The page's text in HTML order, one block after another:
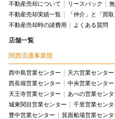
不動産売却について リースバック
不動産売却実績一覧
「仲介」と「買
不動産売却時の諸費用
よくある質問
店舗一覧
関西流通事業部
西中島営業センター 天六営業センター
西長堀営業センター
中央営業センター
天王寺営業センター
あべの営業センタ
城東関目営業センター
千里営業センタ
豊中営業センター
箕面船場営業センタ